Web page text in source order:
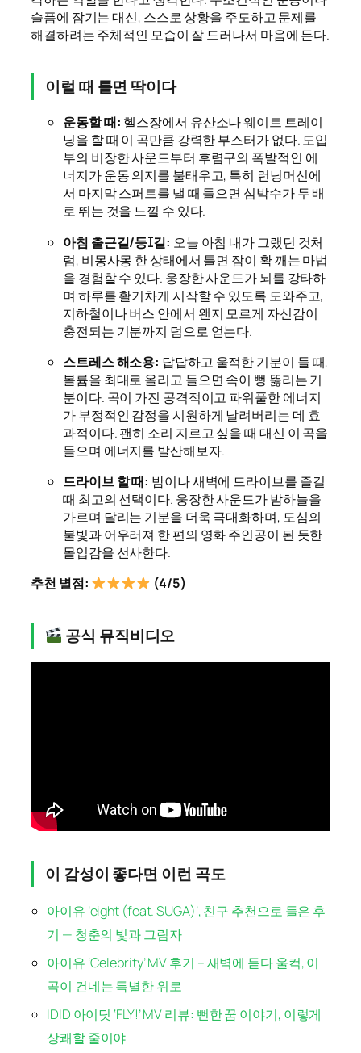
슬픔에 잠기는 대신, 스스로 상황을 주도하고 문제를
해결하려는 주체적인 모습이 잘 드러나서 마음에 든다.
이럴 때 틀면 딱이다
운동할 때: 헬스장에서 유산소나 웨이트 트레이
닝을 할 때 이 곡만큼 강력한 부스터가 없다. 도입
부의 비장한 사운드부터 후렴구의 폭발적인 에
너지가 운동 의지를 불태우고, 특히 런닝머신에
서 마지막 스퍼트를 낼 때 들으면 심박수가 두 배
로 뛰는 것을 느낄 수 있다.
아침 출근길/등ꀤ길: 오늘 아침 내가 그랬던 것처
럼, 비몽사몽 한 상태에서 틀면 잠이 확 깨는 마법
을 경험할 수 있다. 웅장한 사운드가 뇌를 강타하
며 하루를 활기차게 시작할 수 있도록 도와주고,
지하철이나 버스 안에서 왠지 모르게 자신감이
충전되는 기분까지 덤으로 얻는다.
스트레스 해소용: 답답하고 울적한 기분이 들 때,
볼륨을 최대로 올리고 들으면 속이 뻥 뚫리는 기
분이다. 곡이 가진 공격적이고 파워풀한 에너지
가 부정적인 감정을 시원하게 날려버리는 데 효
과적이다. 괜히 소리 지르고 싶을 때 대신 이 곡을
들으며 에너지를 발산해보자.
드라이브 할 때: 밤이나 새벽에 드라이브를 즐길
때 최고의 선택이다. 웅장한 사운드가 밤하늘을
가르며 달리는 기분을 더욱 극대화하며, 도심의
불빛과 어우러져 한 편의 영화 주인공이 된 듯한
몰입감을 선사한다.
추천 별점:
(4/5)
공식 뮤직비디오
이 감성이 좋다면 이런 곡도
아이유 ‘eight (feat. SUGA)’, 친구 추천으로 들은 후
기 — 청춘의 빛과 그림자
아이유 ‘Celebrity’ MV 후기 – 새벽에 듣다 울컥, 이
곡이 건네는 특별한 위로
IDID 아이딧 ‘FLY!’ MV 리뷰: 뻔한 꿈 이야기, 이렇게
상쾌할 줄이야